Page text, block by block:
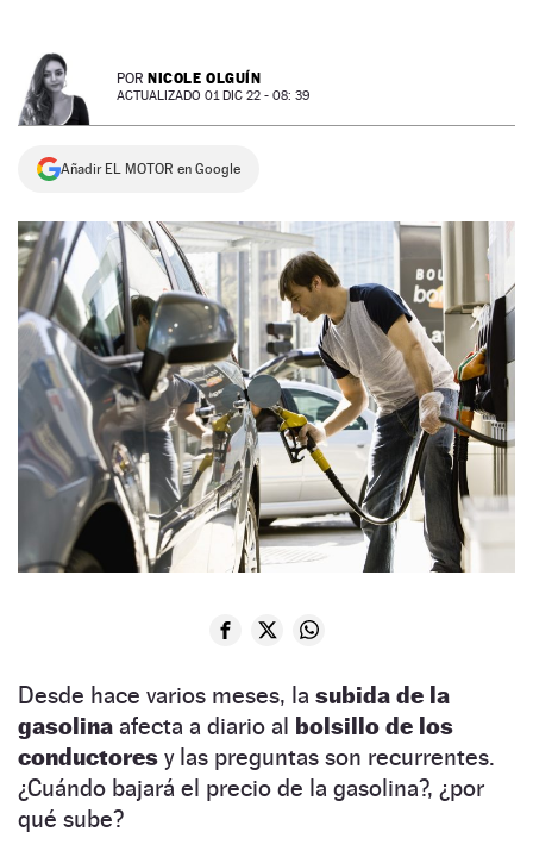
PREMIOS
SERVICIOS
POR NICOLE OLGUÍN
ACTUALIZADO 01 DIC 22 - 08: 39
Añadir EL MOTOR en Google
Desde hace varios meses, la subida de la
gasolina afecta a diario al bolsillo de los
conductores y las preguntas son recurrentes.
¿Cuándo bajará el precio de la gasolina?, ¿por
qué sube?